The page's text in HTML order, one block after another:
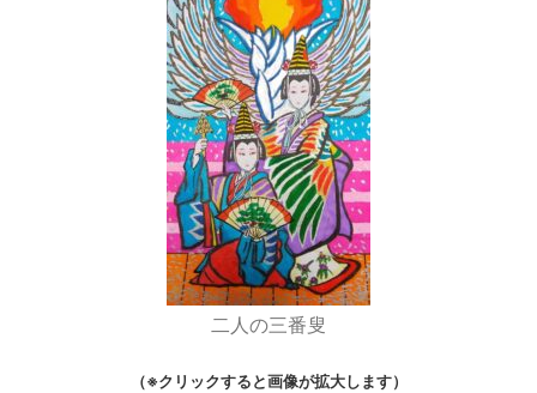
二人の三番叟
（※クリックすると画像が拡大します）